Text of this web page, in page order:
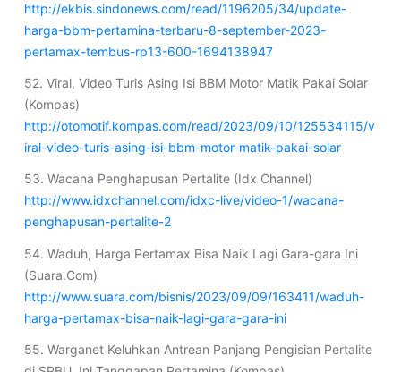
http://ekbis.sindonews.com/read/1196205/34/update-
harga-bbm-pertamina-terbaru-8-september-2023-
pertamax-tembus-rp13-600-1694138947
52. Viral, Video Turis Asing Isi BBM Motor Matik Pakai Solar
(Kompas)
http://otomotif.kompas.com/read/2023/09/10/125534115/v
iral-video-turis-asing-isi-bbm-motor-matik-pakai-solar
53. Wacana Penghapusan Pertalite (Idx Channel)
http://www.idxchannel.com/idxc-live/video-1/wacana-
penghapusan-pertalite-2
54. Waduh, Harga Pertamax Bisa Naik Lagi Gara-gara Ini
(Suara.Com)
http://www.suara.com/bisnis/2023/09/09/163411/waduh-
harga-pertamax-bisa-naik-lagi-gara-gara-ini
55. Warganet Keluhkan Antrean Panjang Pengisian Pertalite